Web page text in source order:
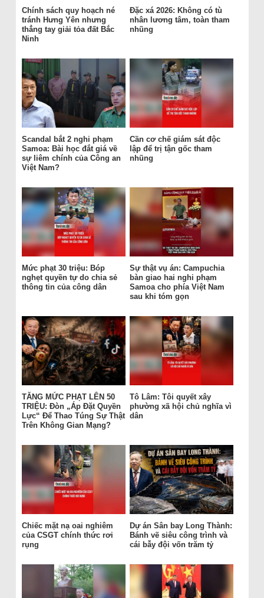
Chính sách quy hoạch né
tránh Hưng Yên nhưng
thẳng tay giải tỏa đất Bắc
Ninh
Đặc xá 2026: Không có tù
nhân lương tâm, toàn tham
nhũng
Scandal bắt 2 nghi phạm
Samoa: Bài học đắt giá về
sự liêm chính của Công an
Việt Nam?
Cần cơ chế giám sát độc
lập để trị tận gốc tham
nhũng
Mức phạt 30 triệu: Bóp
nghẹt quyền tự do chia sẻ
thông tin của công dân
Sự thật vụ án: Campuchia
bàn giao hai nghi phạm
Samoa cho phía Việt Nam
sau khi tóm gọn
TĂNG MỨC PHẠT LÊN 50
TRIỆU: Đòn „Áp Đặt Quyền
Lực“ Để Thao Túng Sự Thật
Trên Không Gian Mạng?
Tô Lâm: Tôi quyết xây
phường xã hội chủ nghĩa vì
dân
Chiếc mặt nạ oai nghiêm
của CSGT chính thức rơi
rụng
Dự án Sân bay Long Thành:
Bánh vẽ siêu công trình và
cái bẫy đội vốn trăm tỷ